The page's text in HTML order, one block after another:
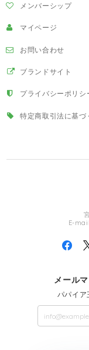
メンバーシップ
マイページ
お問い合わせ
ブランドサイト
プライバシーポリシ
特定商取引法に基づ
E-mail
メール
パパイア